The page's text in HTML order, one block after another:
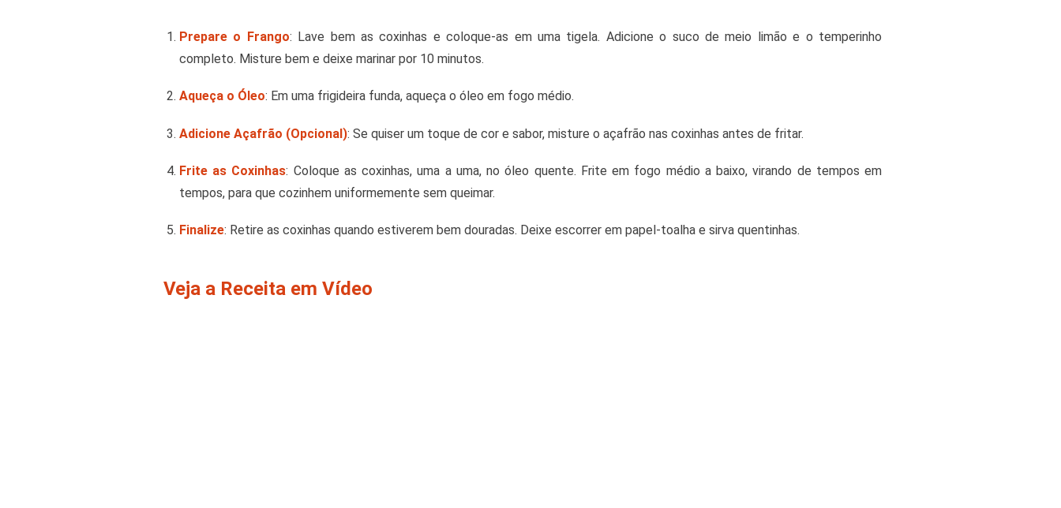
Prepare o Frango: Lave bem as coxinhas e coloque-as em uma tigela. Adicione o suco de meio limão e o temperinho
completo. Misture bem e deixe marinar por 10 minutos.
Aqueça o Óleo: Em uma frigideira funda, aqueça o óleo em fogo médio.
Adicione Açafrão (Opcional): Se quiser um toque de cor e sabor, misture o açafrão nas coxinhas antes de fritar.
Frite as Coxinhas: Coloque as coxinhas, uma a uma, no óleo quente. Frite em fogo médio a baixo, virando de tempos em
tempos, para que cozinhem uniformemente sem queimar.
Finalize: Retire as coxinhas quando estiverem bem douradas. Deixe escorrer em papel-toalha e sirva quentinhas.
Veja a Receita em Vídeo